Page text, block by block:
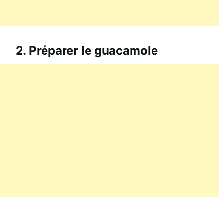
2. Préparer le guacamole